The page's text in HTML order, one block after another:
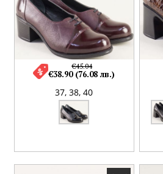
37,38,40
€45.04
€38.90 (76.08 лв.)